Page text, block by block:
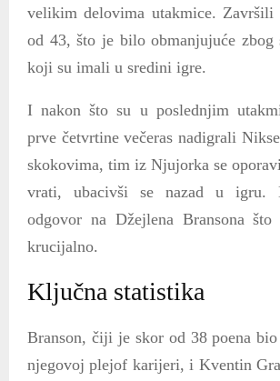
velikim delovima utakmice. Završili
od 43, što je bilo obmanjujuće zbog
koji su imali u sredini igre.
I nakon što su u poslednjim
prve četvrtine večeras nadigrali
skokovima, tim iz Njujorka se
vrati, ubacivši se nazad u igru.
odgovor na Džejlena Bransona
krucijalno.
Ključna statistika
Branson, čiji je skor od 38 poena
njegovoj plejof karijeri, i Kventin